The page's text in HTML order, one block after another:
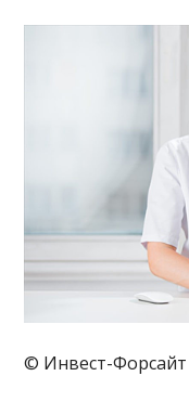
© Инвест-Форсайт